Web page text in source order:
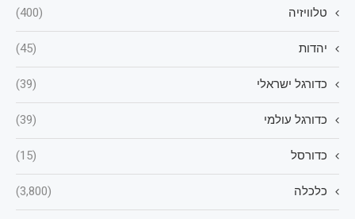
טלוויזיה (400)
יהדות (45)
כדורגל ישראלי (39)
כדורגל עולמי (39)
כדורסל (15)
כלכלה (3,800)